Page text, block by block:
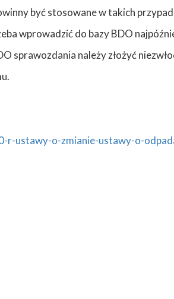
być stosowane w takich
wprowadzić do bazy BDO
należy złożyć
ustawy-o-zmianie-ustawy-o-